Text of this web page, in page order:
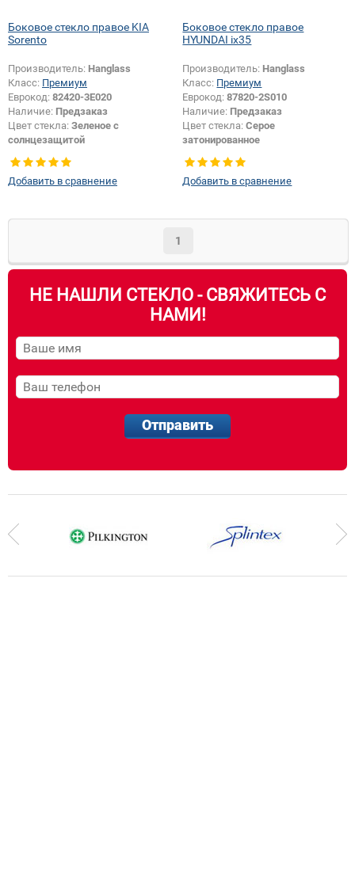
Боковое стекло правое KIA
Sorento
Производитель: Hanglass
Класс: Премиум
Еврокод: 82420-3E020
Наличие: Предзаказ
Цвет стекла: Зеленое с
солнцезащитой
Тип стекла:Боковое стекло
правое
Добавить в сравнение
Боковое стекло правое
HYUNDAI ix35
Производитель: Hanglass
Класс: Премиум
Еврокод:87820-2S010
Наличие: Предзаказ
Цвет стекла:Серое
затонированное
Тип стекла:Боковое стекло
правое
Добавить в сравнение
1
НЕ НАШЛИ СТЕКЛО - СВЯЖИТЕСЬ С
НАМИ!
Отправить